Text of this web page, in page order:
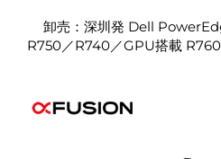
卸売：深圳発 Dell
R750／R740／GPU搭載